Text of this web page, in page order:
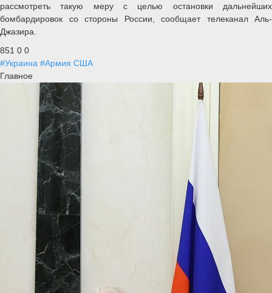
рассмотреть такую меру с целью остановки дальнейших
бомбардировок со стороны России, сообщает телеканал Аль-
Джазира.
851 0 0
#Украина #Армия США
Главное